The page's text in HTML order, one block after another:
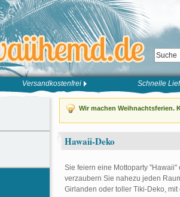
Versandkostenfrei Schnelle
Wir machen Weihnachtsferien.
Hawaii-Deko
Sie feiern eine Mottoparty
verzaubern Sie nahezu jeden
Girlanden oder toller Tiki-Deko,